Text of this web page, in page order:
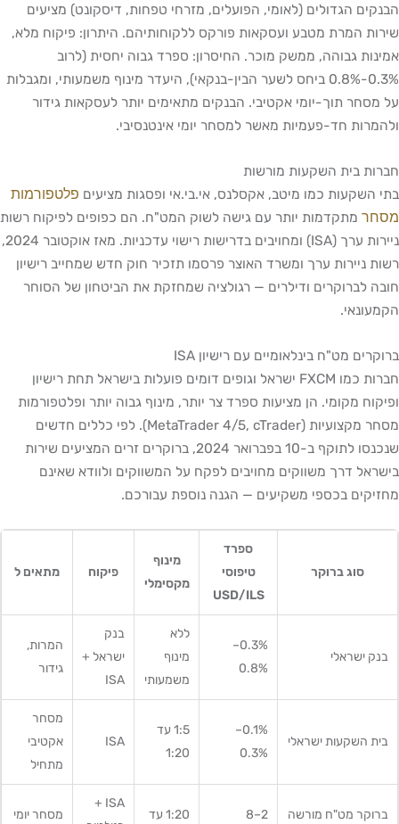
הבנקים הגדולים (לאומי, הפועלים, מזרחי טפחות, דיסקונט) מציעים
שירות המרת מטבע ועסקאות פורקס ללקוחותיהם. היתרון: פיקוח מלא,
אמינות גבוהה, ממשק מוכר. החיסרון: ספרד גבוה יחסית (לרוב
0.3%-0.8% ביחס לשער הבין-בנקאי), היעדר מינוף משמעותי, ומגבלות
על מסחר תוך-יומי אקטיבי. הבנקים מתאימים יותר לעסקאות גידור
ולהמרות חד-פעמיות מאשר למסחר יומי אינטנסיבי.
חברות בית השקעות מורשות
בתי השקעות כמו מיטב, אקסלנס, אי.בי.אי ופסגות מציעים פלטפורמות
מסחר מתקדמות יותר עם גישה לשוק המט"ח. הם כפופים לפיקוח רשות
ניירות ערך (ISA) ומחויבים בדרישות רישוי עדכניות. מאז אוקטובר 2024,
רשות ניירות ערך ומשרד האוצר פרסמו תזכיר חוק חדש שמחייב רישיון
חובה לברוקרים ודילרים — רגולציה שמחזקת את הביטחון של הסוחר
הקמעונאי.
ברוקרים מט"ח בינלאומיים עם רישיון ISA
חברות כמו FXCM ישראל וגופים דומים פועלות בישראל תחת רישיון
ופיקוח מקומי. הן מציעות ספרד צר יותר, מינוף גבוה יותר ופלטפורמות
מסחר מקצועיות (MetaTrader 4/5, cTrader). לפי כללים חדשים
שנכנסו לתוקף ב-10 בפברואר 2024, ברוקרים זרים המציעים שירות
בישראל דרך משווקים מחויבים לפקח על המשווקים ולוודא שאינם
מחזיקים בכספי משקיעים — הגנה נוספת עבורכם.
סוג ברוקר
ספרד
טיפוסי
USD/ILS
מינוף
מקסימלי
פיקוח מתאים ל
בנק ישראלי
0.3%–
0.8%
ללא
מינוף
משמעותי
בנק
ישראל +
ISA
המרות,
גידור
בית השקעות ישראלי
0.1%–
0.3%
1:5 עד
1:20
ISA
מסחר
אקטיבי
מתחיל
ברוקר מט"ח מורשה 2–8 1:20 עד
ISA +
מסחר יומי